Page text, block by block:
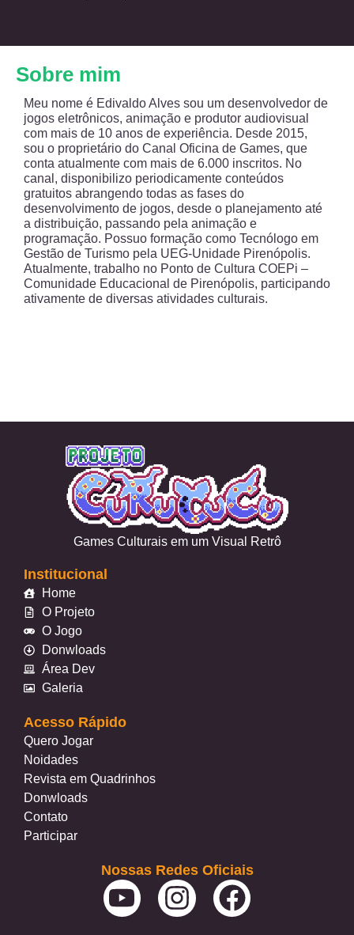
Sobre mim
Meu nome é Edivaldo Alves sou um desenvolvedor de
jogos eletrônicos, animação e produtor audiovisual
com mais de 10 anos de experiência. Desde 2015,
sou o proprietário do Canal Oficina de Games, que
conta atualmente com mais de 6.000 inscritos. No
canal, disponibilizo periodicamente conteúdos
gratuitos abrangendo todas as fases do
desenvolvimento de jogos, desde o planejamento até
a distribuição, passando pela animação e
programação. Possuo formação como Tecnólogo em
Gestão de Turismo pela UEG-Unidade Pirenópolis.
Atualmente, trabalho no Ponto de Cultura COEPi –
Comunidade Educacional de Pirenópolis, participando
ativamente de diversas atividades culturais.
Games Culturais em um Visual Retrô
Institucional
Home
O Projeto
O Jogo
Donwloads
Área Dev
Galeria
Acesso Rápido
Quero Jogar
Noidades
Revista em Quadrinhos
Donwloads
Contato
Participar
Nossas Redes Oficiais
Y
o
I
n
F
a